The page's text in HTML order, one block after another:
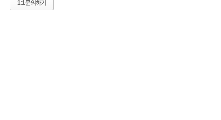
1:1문의하기